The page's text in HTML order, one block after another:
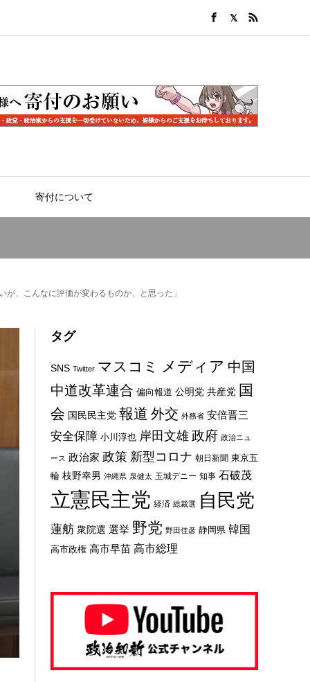
寄付について
、こんなに評価が変わるものか、と思った」
タグ
SNS Twitter マスコミ メディア 中国
中道改革連合 偏向報道 公明党 共産党 国
会 国民民主党 報道 外交 外務省 安倍晋三
安全保障 小川淳也 岸田文雄 政府 政治ニュ
ース 政治家 政策 新型コロナ 朝日新聞 東京五
輪 枝野幸男 沖縄県 泉健太 玉城デニー 知事 石破茂
立憲民主党 経済 総裁選 自民党
蓮舫 衆院選 選挙 野党 野田佳彦 静岡県 韓国
高市政権 高市早苗 高市総理